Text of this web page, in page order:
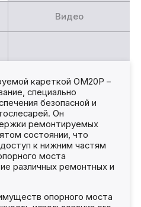
Видео
кареткой ОМ20Р –
специально
безопасной и
Он
ремонтируемых
состоянии, что
к нижним частям
моста
различных ремонтных и
опорного моста